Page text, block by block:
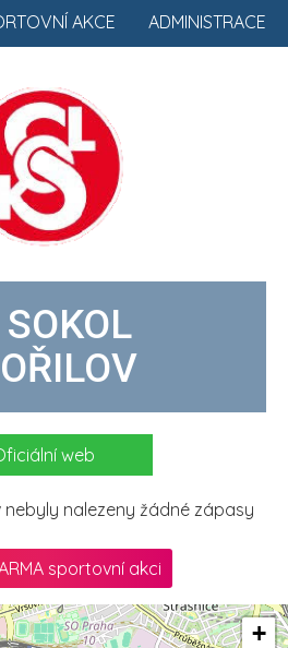
ADMINISTRACE
AKCE
web
nebyly nalezeny žádné zápasy
sportovní akci
+